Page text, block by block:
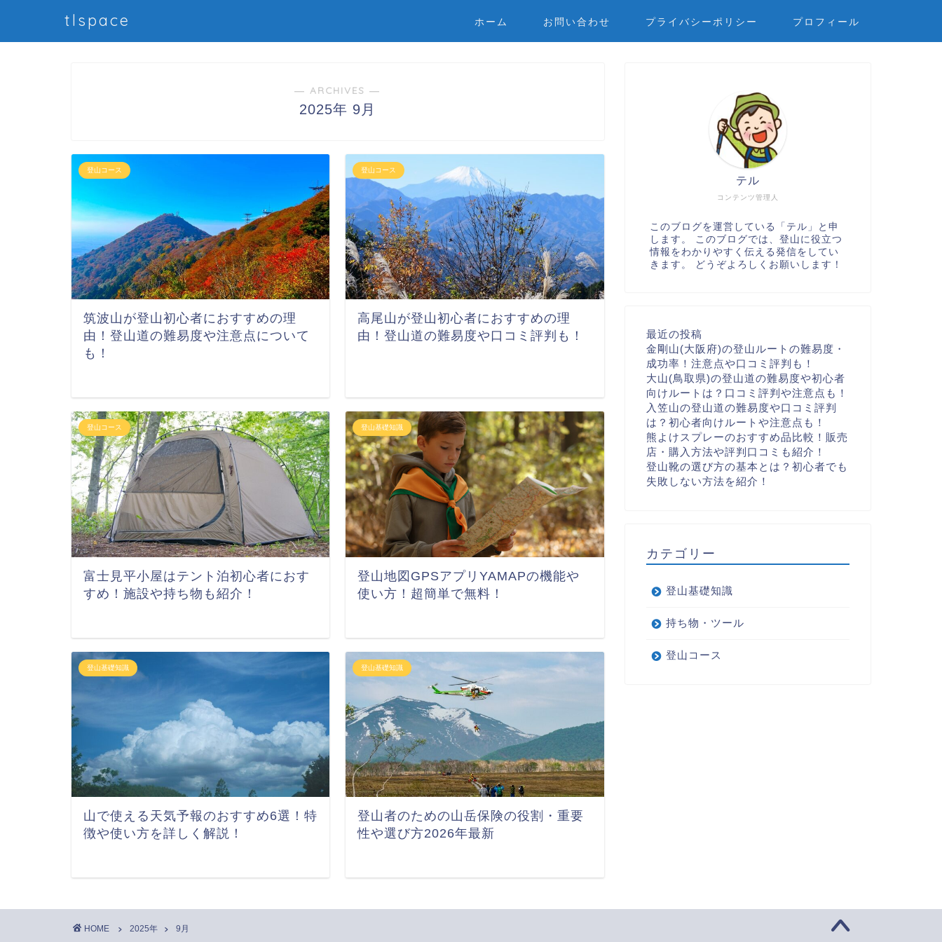
tlspace ホーム お問い合わせ プライバシーポリシー プロフィール
― ARCHIVES ―
2025年 9月
登山コース
筑波山が登山初心者におすすめの理
由！登山道の難易度や注意点について
も！
登山コース
高尾山が登山初心者におすすめの理
由！登山道の難易度や口コミ評判も！
登山コース
富士見平小屋はテント泊初心者におす
すめ！施設や持ち物も紹介！
登山基礎知識
登山地図GPSアプリYAMAPの機能や
使い方！超簡単で無料！
登山基礎知識
山で使える天気予報のおすすめ6選！特
徴や使い方を詳しく解説！
登山基礎知識
登山者のための山岳保険の役割・重要
性や選び方2026年最新
コンテンツ管理人
テル
このブログを運営している「テル」と申
します。 このブログでは、登山に役立つ
情報をわかりやすく伝える発信をしてい
きます。 どうぞよろしくお願いします！
最近の投稿
金剛山(大阪府)の登山ルートの難易度・
成功率！注意点や口コミ評判も！
大山(鳥取県)の登山道の難易度や初心者
向けルートは？口コミ評判や注意点も！
入笠山の登山道の難易度や口コミ評判
は？初心者向けルートや注意点も！
熊よけスプレーのおすすめ品比較！販売
店・購入方法や評判口コミも紹介！
登山靴の選び方の基本とは？初心者でも
失敗しない方法を紹介！
カテゴリー
登山基礎知識
持ち物・ツール
登山コース
HOME 2025年 9月